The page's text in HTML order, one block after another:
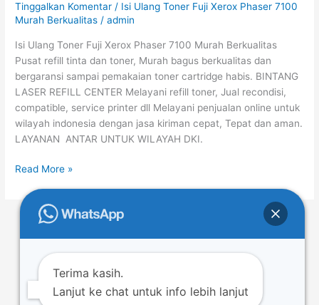
Tinggalkan Komentar / Isi Ulang Toner Fuji Xerox Phaser 7100
Murah Berkualitas /admin
Isi Ulang Toner Fuji Xerox Phaser 7100 Murah Berkualitas
Pusat refill tinta dan toner, Murah bagus berkualitas dan
bergaransi sampai pemakaian toner cartridge habis. BINTANG
LASER REFILL CENTER Melayani refill toner, Jual recondisi,
compatible, service printer dll Melayani penjualan online untuk
wilayah indonesia dengan jasa kiriman cepat, Tepat dan aman.
LAYANAN ANTAR UNTUK WILAYAH DKI.
Fuji
Xerox
7100
Murah
Berkualitas
Read More »
52
Terima kasih.
Lanjut ke chat untuk info lebih lanjut